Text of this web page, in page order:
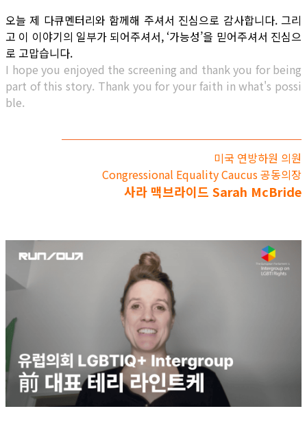
오늘 제 다큐멘터리와 함께해 주셔서 진심으로 감사합니다. 그리
고 이 이야기의 일부가 되어주셔서, ‘가능성’을 믿어주셔서 진심으
로 고맙습니다.
I hope you enjoyed the screening and thank you for being
part of this story. Thank you for your faith in what's possi
ble.
미국 연방하원 의원
Congressional Equality Caucus 공동의장
사라 맥브라이드 Sarah McBride